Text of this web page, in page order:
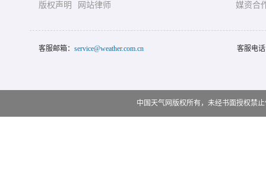
版权声明
网站律师
媒资合
客服邮箱： service@weather.com.cn 客服电
中国天气网版权所有，未经书面授权